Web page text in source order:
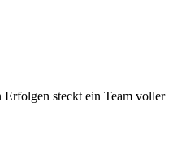
Erfolgen steckt ein Team voller